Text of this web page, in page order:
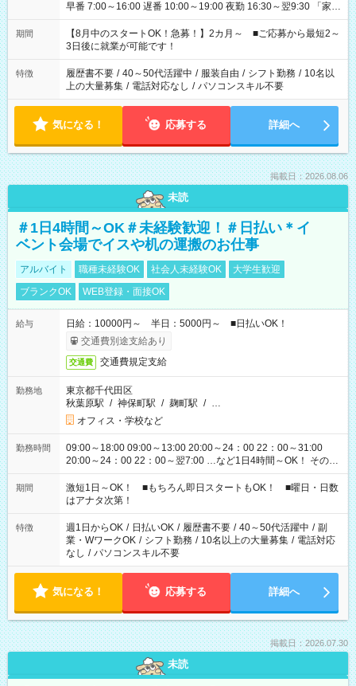
早番 7:00～16:00 遅番 10:00～19:00 夜勤 16:30～翌9:30 「家族
と休みを合わせたい」 「余裕を持って夕飯の準備がしたい」
「できれば残業はしたくない」 など、ご希望を教えてください
ね。 ※Wワーク希望の方へ 今ご覧のお仕事で希望する勤務時間
と、もう1つのお仕事の勤務時間。 合計で週40時間を超える場
合は応募できません。
期間
【8月中のスタートOK！急募！】2カ月～ ■ご応募から最短2～
3日後に就業が可能です！
特徴 履歴書不要 / 40～50代活躍中 / 服装自由 / シフト勤務 / 10名以
上の大量募集 / 電話対応なし / パソコンスキル不要
気になる！ 応募する 詳細へ
掲載日：2026.08.06
未読
＃1日4時間～OK＃未経験歓迎！＃日払い＊イ
ベント会場でイスや机の運搬のお仕事
アルバイト 職種未経験OK 社会人未経験OK
大学生歓迎
ブランクOK
WEB登録・面接OK
給与
日給：10000円～ 半日：5000円～ ■日払いOK！
交通費別途支給あり
交通費 交通費規定支給
勤務地
東京都千代田区
秋葉原駅 / 神保町駅 / 麹町駅 / …
オフィス・学校など
勤務時間
09:00～18:00 09:00～13:00 20:00～24：00 22：00～31:00
20:00～24：00 22：00～翌7:00 …など1日4時間～OK！ その他
シフトもございます！ お気軽にご相談ください！
期間
激短1日～OK！ ■もちろん即日スタートもOK！ ■曜日・日数
はアナタ次第！
特徴 週1日からOK / 日払いOK / 履歴書不要 / 40～50代活躍中 / 副
業・WワークOK / シフト勤務 / 10名以上の大量募集 / 電話対応
なし / パソコンスキル不要
気になる！ 応募する 詳細へ
掲載日：2026.07.30
未読